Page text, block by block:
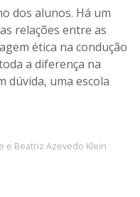
muito além da sala
um ambiente
o
dos alunos. Há um
relações entre as
ética na condução
dúvida, uma escola